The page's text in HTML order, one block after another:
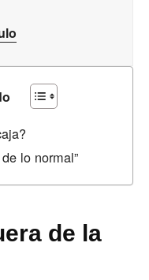
lo normal”
de la